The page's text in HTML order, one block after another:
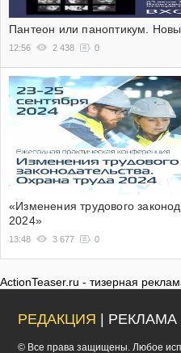
Пантеон или паноптикум.
12:56 2 438 0
«Изменения трудового
2024»
13:48 3 677 0
ActionTeaser.ru - тизерная
РЕДАКЦИЯ | РЕКЛАМА
© Все права защищены. Любое